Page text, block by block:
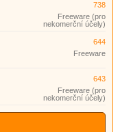
738
Freeware (pro
nekomerční účely)
644
Freeware
643
Freeware (pro
nekomerční účely)